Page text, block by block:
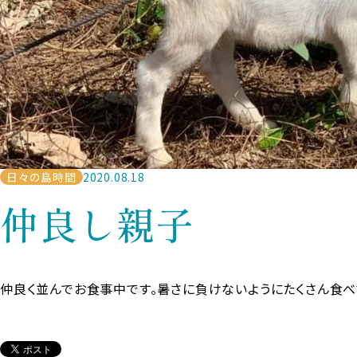
日々の島時間 2020.08.18
仲良し親子
仲良く並んでお食事中です。暑さに負けないようにたくさん食べ